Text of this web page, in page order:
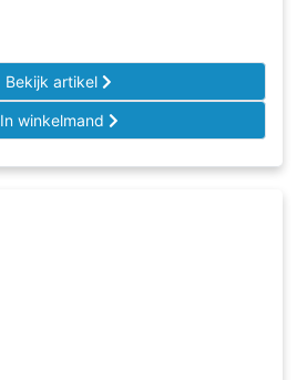
Bekijk artikel
In winkelmand